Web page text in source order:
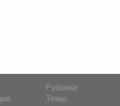
Рубрики
Темы